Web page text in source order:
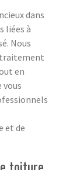
dans
liées à
Nous
traitement
en
et de